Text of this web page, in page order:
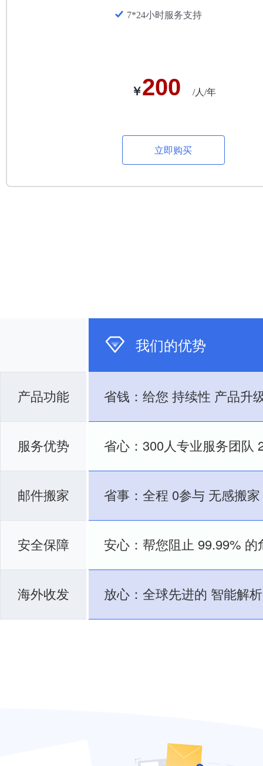
7*24小时服务支持
￥200 /人/年
立即购买
我们的优势
产品功能 省钱：给您 持续性 产品升
服务优势 省心：300人专业服务团队
邮件搬家 省事：全程 0参与 无感搬
安全保障 安心：帮您阻止 99.99% 的
海外收发 放心：全球先进的 智能解析